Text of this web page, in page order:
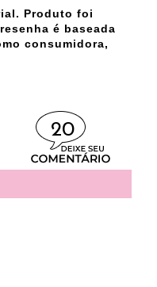
Produto foi
é baseada
consumidora,
20